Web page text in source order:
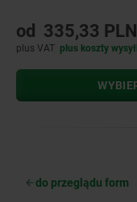
od 335,33 PLN
plus VAT plus koszty
do przeglądu form